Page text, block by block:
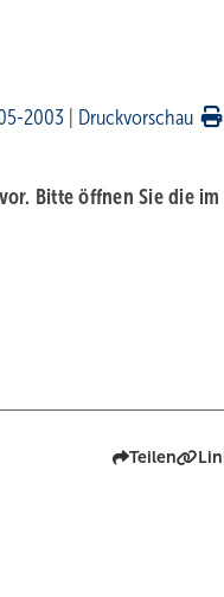
2003 Druckvorschau
Bitte öffnen Sie die
Teilen